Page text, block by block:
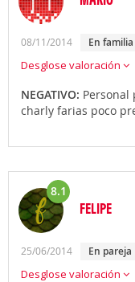
08/11/2014 en familia
Desglose valoración
NEGATIVO: Personal
charly farias poco
8.1
FELIPE
25/06/2014 en pareja
Desglose valoración